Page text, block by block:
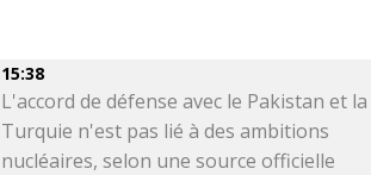
15:38
L'accord de défense avec le Pakistan et la
Turquie n'est pas lié à des ambitions
nucléaires, selon une source officielle